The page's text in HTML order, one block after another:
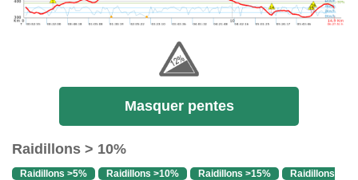
Masquer pentes
Raidillons > 10%
Raidillons >5% Raidillons >10% Raidillons >15%
Raidillons